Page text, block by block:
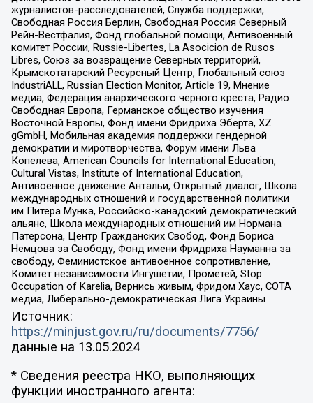
журналистов-расследователей, Служба поддержки,
Свободная Россия Берлин, Свободная Россия Северный
Рейн-Вестфалия, Фонд глобальной помощи, Антивоенный
комитет России, Russie-Libertes, La Asocicion de Rusos
Libres, Союз за возвращение Северных территорий,
Крымскотатарский Ресурсный Центр, Глобальный союз
IndustriALL, Russian Election Monitor, Article 19, Мнение
медиа, Федерация анархического черного креста, Радио
Свободная Европа, Германское общество изучения
Восточной Европы, Фонд имени Фридриха Эберта, XZ
gGmbH, Мобильная академия поддержки гендерной
демократии и миротворчества, Форум имени Льва
Копелева, American Councils for International Education,
Cultural Vistas, Institute of International Education,
Антивоенное движение Антальи, Открытый диалог, Школа
международных отношений и государственной политики
им Питера Мунка, Российско-канадский демократический
альянс, Школа международных отношений им Нормана
Патерсона, Центр Гражданских Свобод, Фонд Бориса
Немцова за Свободу, Фонд имени Фридриха Науманна за
свободу, Феминистское антивоенное сопротивление,
Комитет независимости Ингушетии, Прометей, Stop
Occupation of Karelia, Вернись живым, Фридом Хаус, СОТА
медиа, Либерально-демократическая Лига Украины
Источник:
https://minjust.gov.ru/ru/documents/7756/
данные на 13.05.2024
* Сведения реестра НКО, выполняющих
функции иностранного агента: